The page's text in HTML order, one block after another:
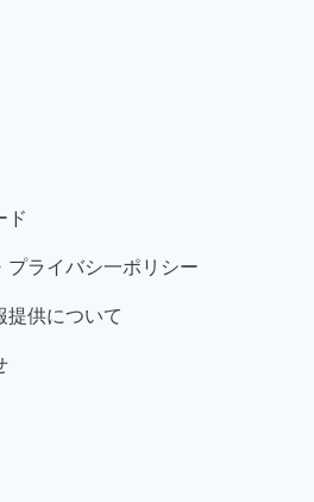
ド
ライバシ一ポリシー
提供について